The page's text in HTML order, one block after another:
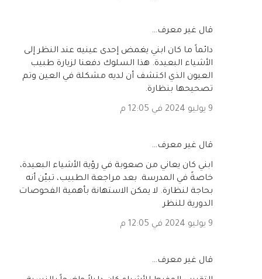
‏قال غير معرف…
دائماً ما كان ابني يغمض إحدى عينيه عند النظر إلى
الأشياء البعيدة. هذا السلوك دفعنا لزيارة طبيب
العيون الذي اكتشف أن لديه مشكلة في العين وتم
تصحيحها بنظارة.
9 يوليو 2024 في 12:05 م
‏قال غير معرف…
ابني كان يعاني من صعوبة في رؤية الأشياء البعيدة،
خاصةً في المدرسة. بعد مراجعة الطبيب، تبيّن أنه
بحاجة لنظارة. لا يمكن الاستهانة بأهمية الفحوصات
الدورية للنظر
9 يوليو 2024 في 12:05 م
‏قال غير معرف…